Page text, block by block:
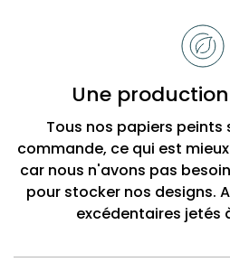
BobbiUne
Tous nos papiers
commande, ce qui est
car nous n'avons pas
pour stocker nos designs.
excédentaires jetés